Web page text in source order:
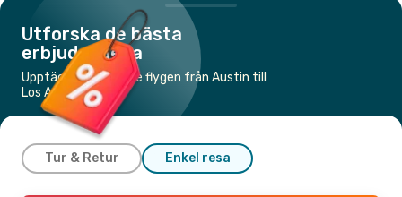
Utforska de bästa
erbjudandena
Upptäck de billigaste flygen från Austin till
Los Angeles
Tur & Retur Enkel resa